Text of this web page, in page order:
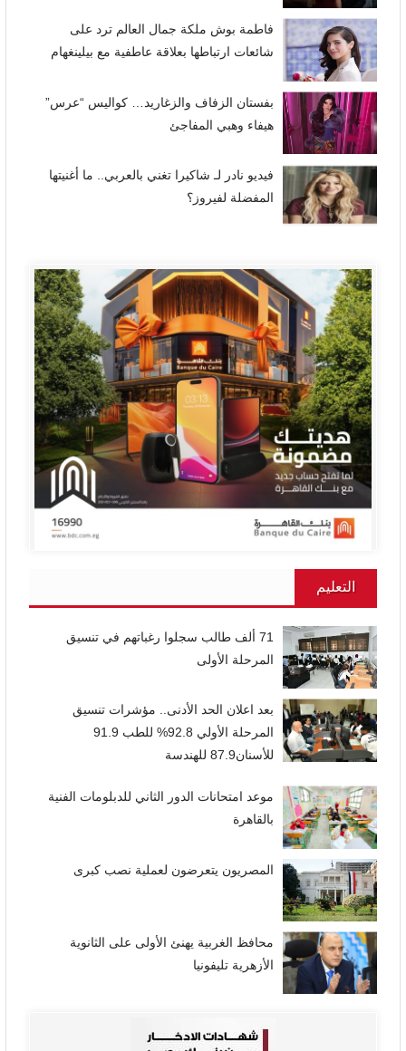
فاطمة بوش ملكة جمال العالم ترد على
شائعات ارتباطها بعلاقة عاطفية مع بيلينغهام
بفستان الزفاف والزغاريد… كواليس “عرس”
هيفاء وهبي المفاجئ
فيديو نادر لـ شاكيرا تغني بالعربي.. ما أغنيتها
المفضلة لفيروز؟
التعليم
71 ألف طالب سجلوا رغباتهم في تنسيق
المرحلة الأولى
بعد اعلان الحد الأدنى.. مؤشرات تنسيق
المرحلة الأولي 92.8% للطب 91.9
للأسنان87.9 للهندسة
موعد امتحانات الدور الثاني للدبلومات الفنية
بالقاهرة
المصريون يتعرضون لعملية نصب كبرى
محافظ الغربية يهنئ الأولى على الثانوية
الأزهرية تليفونيا